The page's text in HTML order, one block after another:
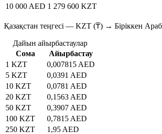
10 000 AED 1 279 600 KZT
Қазақстан теңгесі — KZT (₸) → Біріккен
Дайын айырбастаулар
Сома
Айырбастау
1 KZT
0,007815 AED
5 KZT
0,0391 AED
10 KZT
0,0781 AED
20 KZT
0,1563 AED
50 KZT
0,3907 AED
100 KZT
0,7815 AED
250 KZT
1,95 AED